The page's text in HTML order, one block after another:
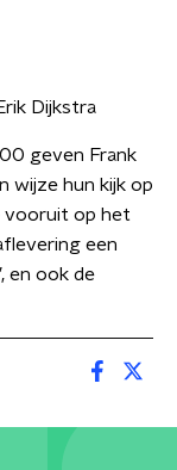
Dijkstra
geven Frank
wijze hun kijk op
vooruit op het
een
en ook de